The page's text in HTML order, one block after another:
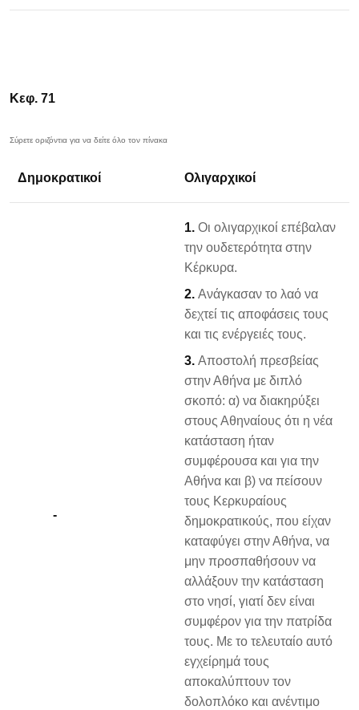
Κεφ. 71
Δημοκρατικοί Ολιγαρχικοί
-
1. Οι ολιγαρχικοί επέβαλαν
την ουδετερότητα στην
Κέρκυρα.
2. Ανάγκασαν το λαό να
δεχτεί τις αποφάσεις τους
και τις ενέργειές τους.
3. Αποστολή πρεσβείας
στην Αθήνα με διπλό
σκοπό: α) να διακηρύξει
στους Αθηναίους ότι η νέα
κατάσταση ήταν
συμφέρουσα και για την
Αθήνα και β) να πείσουν
τους Κερκυραίους
δημοκρατικούς, που είχαν
καταφύγει στην Αθήνα, να
μην προσπαθήσουν να
αλλάξουν την κατάσταση
στο νησί, γιατί δεν είναι
συμφέρον για την πατρίδα
τους. Με το τελευταίο αυτό
εγχείρημά τους
αποκαλύπτουν τον
δολοπλόκο και ανέντιμο